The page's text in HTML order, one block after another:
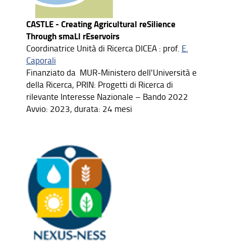
CASTLE - Creating Agricultural reSilience
Through smaLl rEservoirs
Coordinatrice Unità di Ricerca DICEA : prof. E.
Caporali
Finanziato da MUR-Ministero dell'Università e
della Ricerca, PRIN: Progetti di Ricerca di
rilevante Interesse Nazionale – Bando 2022
Avvio: 2023, durata: 24 mesi